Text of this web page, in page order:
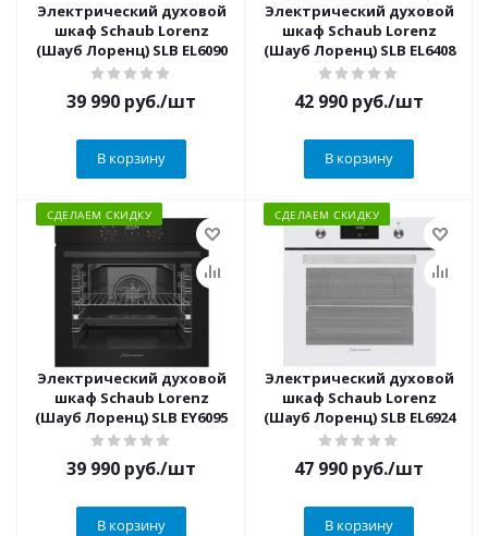
Электрический духовой
шкаф Schaub Lorenz
(Шауб Лоренц) SLB EL6090
39 990 руб./шт
В корзину
Электрический духовой
шкаф Schaub Lorenz
(Шауб Лоренц) SLB EL6408
42 990 руб./шт
В корзину
СДЕЛАЕМ СКИДКУ
Электрический духовой
шкаф Schaub Lorenz
(Шауб Лоренц) SLB EY6095
39 990 руб./шт
В корзину
СДЕЛАЕМ СКИДКУ
Электрический духовой
шкаф Schaub Lorenz
(Шауб Лоренц) SLB EL6924
47 990 руб./шт
В корзину